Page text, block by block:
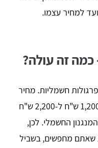
למחיר עצמו.
זה עולה?
חשמליות. מחיר
פרגולה חשמלית מאלומיניום נע בין 1,200 ש"ח ל-2,200 ש"ח
החשמלי. לכן,
שאתם מחפשים, בשביל